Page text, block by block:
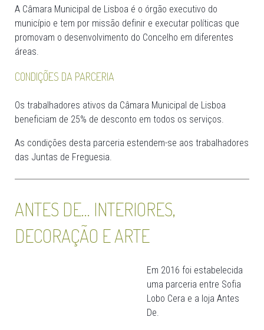
A Câmara Municipal de Lisboa é o órgão executivo do
município e tem por missão definir e executar políticas que
promovam o desenvolvimento do Concelho em diferentes
áreas.
CONDIÇÕES DA PARCERIA
Os trabalhadores ativos da Câmara Municipal de Lisboa
beneficiam de 25% de desconto em todos os serviços.
As condições desta parceria estendem-se aos trabalhadores
das Juntas de Freguesia.
ANTES DE… INTERIORES,
DECORAÇÃO E ARTE
Em 2016 foi estabelecida
uma parceria entre Sofia
Lobo Cera e a loja Antes
De.